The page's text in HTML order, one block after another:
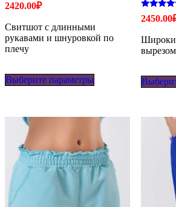
2420.00₽
Свитшот с длинными
рукавами и шнуровкой по
плечу
Выберите параметры
Опции
можно
выбрать
на
странице
товара.
Оценка
5.00
2450.00
вырезом